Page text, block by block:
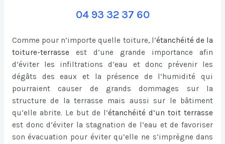
04 93 32 37 60
Comme pour n’importe quelle toiture, l’étanchéité de la
toiture-terrasseest d’une grande importance afin
d’éviter les infiltrations d’eau et donc prévenir les
dégâts des eaux et la présence de l’humidité qui
pourraient causer de grands dommages sur la
structure de la terrasse mais aussi sur le bâtiment
qu’elle abrite. Le but de l’étanchéité d’un toit terrasse
est donc d’éviter la stagnation de l’eau et de favoriser
son évacuation pour éviter qu’elle ne s’imprègne dans